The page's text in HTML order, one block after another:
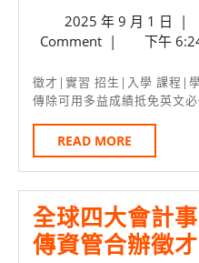
英
檢
在
校
試
並
免
費
2025 年 9 月 1 日 2025
年
月
1
|
Comment | 下午
徵才|實習 招生|入學 課程|學務 競賽|徵選 活動|故事 在銘
傳除可用多益成績抵免英文
READ MORE
MORE
全球四大會計
傳資管合辦徵